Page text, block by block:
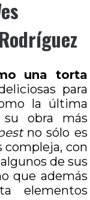
una torta
para
la última
su obra más
no sólo es
compleja, con
de sus
que además
elementos